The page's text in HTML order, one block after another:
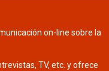
on-line sobre la
TV, etc. y ofrece